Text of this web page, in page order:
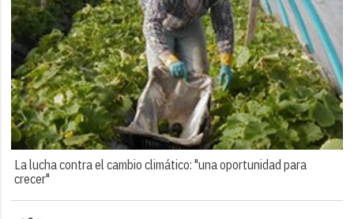
La lucha contra el cambio climático: "una oportunidad para
crecer"